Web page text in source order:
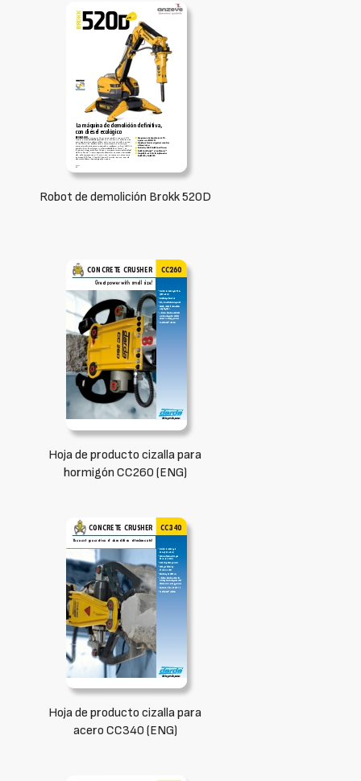
Robot de demolición Brokk 520D
Hoja de producto cizalla para
hormigón CC260 (ENG)
Hoja de producto cizalla para
acero CC340 (ENG)